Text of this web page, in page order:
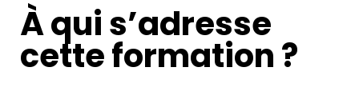
À qui s’adresse
cette formation ?